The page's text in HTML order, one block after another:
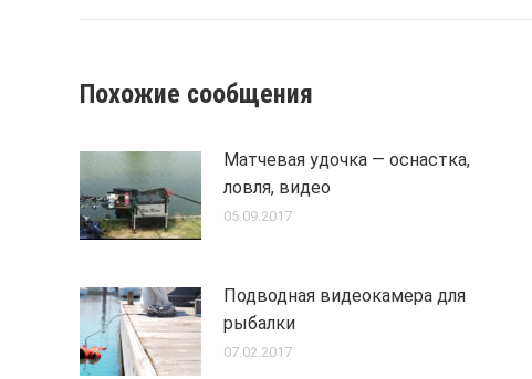
Похожие сообщения
Матчевая удочка — оснастка,
ловля, видео
05.09.2017
Подводная видеокамера для
рыбалки
07.02.2017